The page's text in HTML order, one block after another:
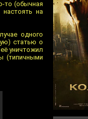
то (обычная
на
одного
статью о
уничтожил
(типичными